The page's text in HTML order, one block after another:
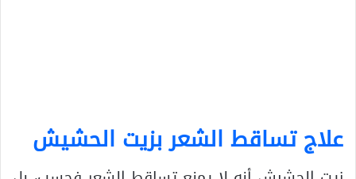
علاج تساقط الشعر بزيت الحشيش